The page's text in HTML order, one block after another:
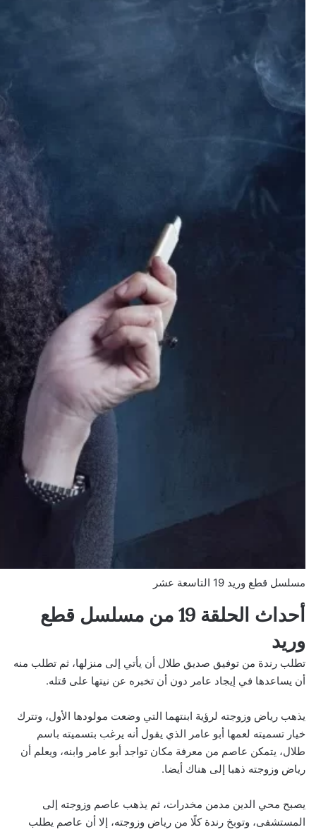
مسلسل قطع وريد 19 التاسعة عشر
أحداث الحلقة 19 من مسلسل قطع
وريد
تطلب رندة من توفيق صديق طلال أن يأتي إلى منزلها، ثم تطلب منه
أن يساعدها في إيجاد عامر دون أن تخبره عن نيتها على قتله.
يذهب رياض وزوجته لرؤية ابنتهما التي وضعت مولودها الأول، وتترك
خيار تسميته لعمها أبو عامر الذي يقول أنه يرغب بتسميته باسم
طلال، يتمكن عاصم من معرفة مكان تواجد أبو عامر وابنه، ويعلم أن
رياض وزوجته ذهبا إلى هناك أيضا.
يصبح محي الدين مدمن مخدرات، ثم يذهب عاصم وزوجته إلى
المستشفى، وتوبخ رندة كلًا من رياض وزوجته، إلا أن عاصم يطلب